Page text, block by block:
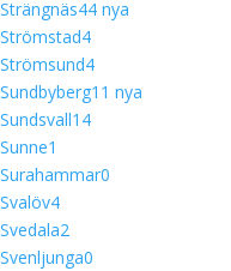
Strängnäs44 nya
Strömstad4
Strömsund4
Sundbyberg1 1 nya
Sundsvall14
Sunne1
Surahammar0
Svalöv4
Svedala2
Svenljunga0